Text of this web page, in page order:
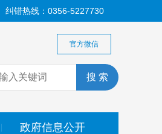
纠错热线：0356-5227730
官方微信
政府信息公开